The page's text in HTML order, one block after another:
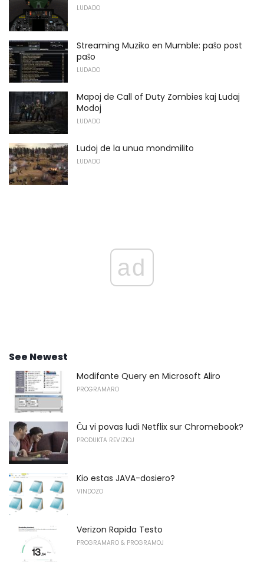
LUDADO
Streaming Muziko en Mumble: paŝo post
paŝo
LUDADO
Mapoj de Call of Duty Zombies kaj Ludaj
Modoj
LUDADO
Ludoj de la unua mondmilito
LUDADO
ad
See Newest
Modifante Query en Microsoft Aliro
PROGRAMARO
Ĉu vi povas ludi Netflix sur Chromebook?
PRODUKTA REVIZIOJ
Kio estas JAVA-dosiero?
VINDOZO
Verizon Rapida Testo
PROGRAMARO & PROGRAMOJ